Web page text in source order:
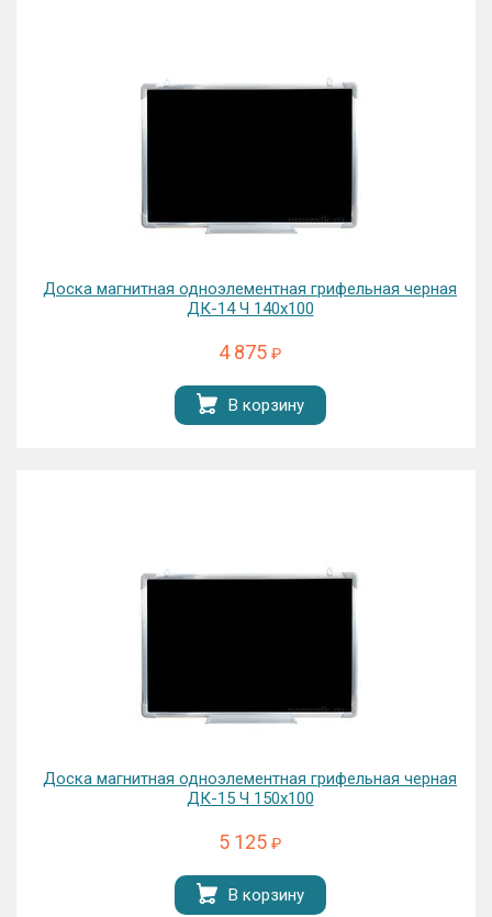
Доска магнитная одноэлементная грифельная черная
ДК-14 Ч 140х100
4 875 ₽
В корзину
Доска магнитная одноэлементная грифельная черная
ДК-15 Ч 150х100
5 125 ₽
В корзину